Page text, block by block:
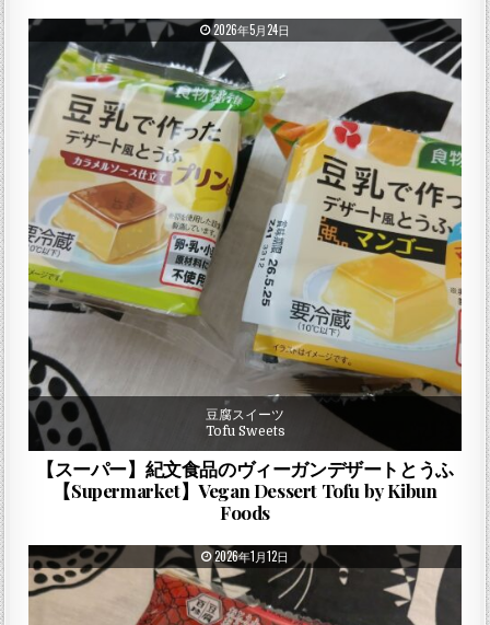
PUBLISHED DATE:
2026年5月24日
豆腐スイーツ
Tofu Sweets
【スーパー】紀文食品のヴィーガンデザートとうふ
【Supermarket】Vegan Dessert Tofu by Kibun
Foods
PUBLISHED DATE:
2026年1月12日